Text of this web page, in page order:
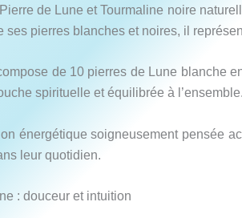
de Lune et Tourmaline noire
ses pierres blanches et noires, il
de 10 pierres de Lune blanche
spirituelle et équilibrée à l’ensemble.
énergétique soigneusement pensée
leur quotidien.
: douceur et intuition